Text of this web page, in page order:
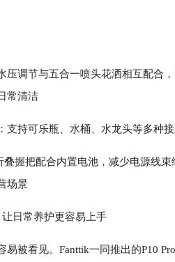
压调节与五合一喷头花洒相互配合
常清洁
支持可乐瓶、水桶、水龙头等多种
叠握把配合内置电池，减少电源线
场景
让日常养护更容易上手
看见。Fanttik一同推出的P10